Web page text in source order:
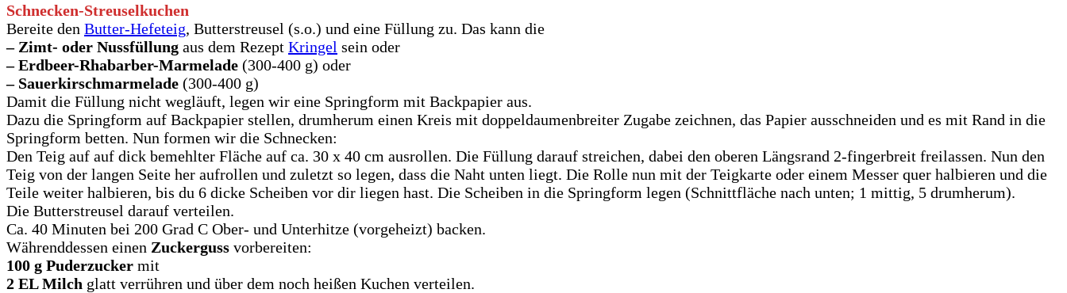
Schnecken-Streuselkuchen
Bereite den Butter-Hefeteig, Butterstreusel (s.o.) und eine Füllung zu. Das kann die
– Zimt- oder Nussfüllung aus dem Rezept Kringel sein oder
– Erdbeer-Rhabarber-Marmelade (300-400 g) oder
– Sauerkirschmarmelade (300-400 g)
Damit die Füllung nicht wegläuft, legen wir eine Springform mit Backpapier aus.
Dazu die Springform auf Backpapier stellen, drumherum einen Kreis mit doppeldaumenbreiter Zugabe zeichnen, das Papier ausschneiden und es mit Rand in die
Springform betten. Nun formen wir die Schnecken:
Den Teig auf auf dick bemehlter Fläche auf ca. 30 x 40 cm ausrollen. Die Füllung darauf streichen, dabei den oberen Längsrand 2-fingerbreit freilassen. Nun den
Teig von der langen Seite her aufrollen und zuletzt so legen, dass die Naht unten liegt. Die Rolle nun mit der Teigkarte oder einem Messer quer halbieren und die
Teile weiter halbieren, bis du 6 dicke Scheiben vor dir liegen hast. Die Scheiben in die Springform legen (Schnittfläche nach unten; 1 mittig, 5 drumherum).
Die Butterstreusel darauf verteilen.
Ca. 40 Minuten bei 200 Grad C Ober- und Unterhitze (vorgeheizt) backen.
Währenddessen einen Zuckerguss vorbereiten:
100 g Puderzucker mit
2 EL Milch glatt verrühren und über dem noch heißen Kuchen verteilen.